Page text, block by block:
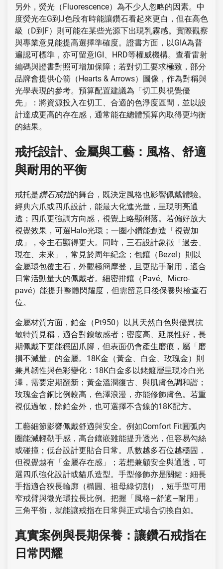
另外，熒光（Fluorescence）為不少人忽略的因素。中
度熒光在G到J色段有時能讓鑽石看起來更白，但在高色
級（D到F）則可能在某些光源下出現乳霧感。實際觀察
與專業意見能提高選擇準確度。證書方面，以GIA為普
遍認可標準，亦可留意IGI、HRD等權威機構。查看雷射
編碼與證書對照可增加保障；若對切工要求極致，部分
品牌會提供心箭（Hearts & Arrows）圖像，作為對稱與
光學表現的參考。預算配置建議為「切工與視覺優
先」：將資源投入在切工、合適的色淨度區間，並以設
計達成更高的存在感，通常能在總體預算內取得更均衡
的結果。
戒托設計、金屬與工藝：風格、舒適
與耐用的平衡
戒托是鑽石戒指的舞台，既決定風格也影響佩戴體驗。
經典六爪或四爪設計，能最大化進光量，呈現明亮通
透；四爪更強調方向感，視覺上略顯俐落。若偏好放大
視覺效果，可選Halo光環；一圈小鑽能創造「視覺加
成」，令主石顯得更大。同時，三石設計象徵「過去、
現在、未來」，常見於周年紀念；包鑲（Bezel）則以
金屬環包覆主石，外觀極簡摩登，且更貼手耐用，適合
日常活動量大的佩戴者。細密排鑲（Pavé、Micro-
pavé）能提升整體閃耀度，但需留意日後保養與檢查石
位。
金屬材質方面，鉑金（Pt950）以其天然白色與優異抗
敏特質見稱，適合對鎳敏感者；密度高、延展性好，長
期佩戴下更能穩固爪腳，但表面仍會產生磨痕，屬「磨
損不減量」的金屬。18K金（黃金、白金、玫瑰金）則
兼具韌性與色彩變化：18K白金多以銠鍍層呈現冷白光
澤，需要定期翻新；黃金溫潤復古、與肌膚色調和諧；
玫瑰金含銅比例較高，色澤浪漫，亦能修飾膚色。若重
視低過敏，除鉑金外，也可選擇不含鎳的18K配方。
工藝細節影響佩戴舒適與安全。例如Comfort Fit圓弧內
圈能減輕勒手感，高台鑲嵌雖能提升透光，但容易勾絲
或碰撞；低台設計更貼合日常。爪數越多石位越穩固，
但視覺越有「金屬存在感」；若想兼顧安全與通透，可
選四爪強化設計或貓爪造型。手型修飾亦是關鍵：細長
手指適合狹長輪廓（橢圓、祖母綠切割），短手型可用
窄戒臂與微光環拉長比例。把握「風格—舒適—耐用」
三角平衡，就能讓戒指在日常與正式場合切換自如。
真實案例與長期保養：讓鑽石戒指在
日常閃耀